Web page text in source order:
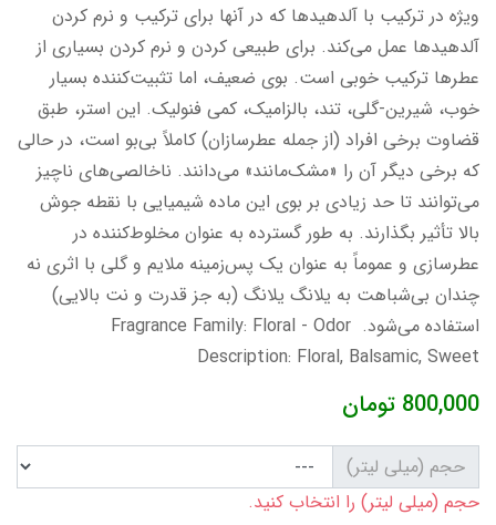
ویژه در ترکیب با آلدهیدها که در آنها برای ترکیب و نرم کردن
آلدهیدها عمل می‌کند. برای طبیعی کردن و نرم کردن بسیاری از
عطرها ترکیب خوبی است. بوی ضعیف، اما تثبیت‌کننده بسیار
خوب، شیرین-گلی، تند، بالزامیک، کمی فنولیک. این استر، طبق
قضاوت برخی افراد (از جمله عطرسازان) کاملاً بی‌بو است، در حالی
که برخی دیگر آن را «مشک‌مانند» می‌دانند. ناخالصی‌های ناچیز
می‌توانند تا حد زیادی بر بوی این ماده شیمیایی با نقطه جوش
بالا تأثیر بگذارند. به طور گسترده به عنوان مخلوط‌کننده در
عطرسازی و عموماً به عنوان یک پس‌زمینه ملایم و گلی با اثری نه
چندان بی‌شباهت به یلانگ یلانگ (به جز قدرت و نت بالایی)
استفاده می‌شود. Fragrance Family: Floral - Odor
Description: Floral, Balsamic, Sweet
800,000 تومان
حجم (میلی لیتر)
حجم (میلی لیتر) را انتخاب کنید.